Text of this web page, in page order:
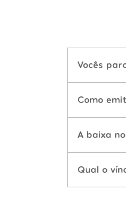
Vocês
Como
A baixa
Qual o